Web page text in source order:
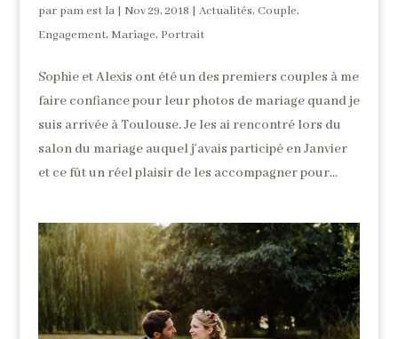
par pam est la| Nov 29, 2018 | Actualités, Couple,
Engagement, Mariage, Portrait
Sophie et Alexis ont été un des premiers couples à me
faire confiance pour leur photos de mariage quand je
suis arrivée à Toulouse. Je les ai rencontré lors du
salon du mariage auquel j’avais participé en Janvier
et ce fût un réel plaisir de les accompagner pour...